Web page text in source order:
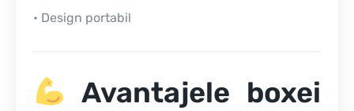
• Design portabil
Avantajele boxei